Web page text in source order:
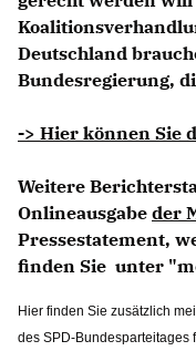
Deutschland
Bundesregierung,
-> Hier können Sie
Weitere
Onlineausgabe der
Pressestatement,
finden Sie unter
Hier finden Sie zusätzlich
des SPD-Bundesparteitages